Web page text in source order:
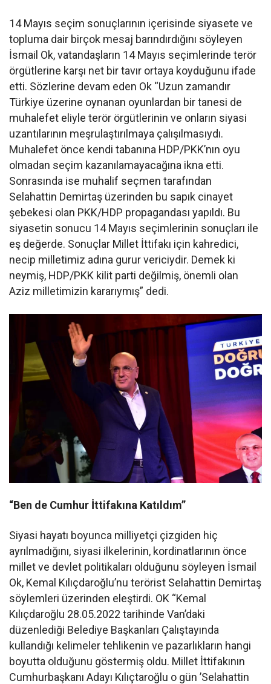
14 Mayıs seçim sonuçlarının içerisinde siyasete ve
topluma dair birçok mesaj barındırdığını söyleyen
İsmail Ok, vatandaşların 14 Mayıs seçimlerinde terör
örgütlerine karşı net bir tavır ortaya koyduğunu ifade
etti. Sözlerine devam eden Ok “Uzun zamandır
Türkiye üzerine oynanan oyunlardan bir tanesi de
muhalefet eliyle terör örgütlerinin ve onların siyasi
uzantılarının meşrulaştırılmaya çalışılmasıydı.
Muhalefet önce kendi tabanına HDP/PKK’nın oyu
olmadan seçim kazanılamayacağına ikna etti.
Sonrasında ise muhalif seçmen tarafından
Selahattin Demirtaş üzerinden bu sapık cinayet
şebekesi olan PKK/HDP propagandası yapıldı. Bu
siyasetin sonucu 14 Mayıs seçimlerinin sonuçları ile
eş değerde. Sonuçlar Millet İttifakı için kahredici,
necip milletimiz adına gurur vericiydir. Demek ki
neymiş, HDP/PKK kilit parti değilmiş, önemli olan
Aziz milletimizin kararıymış” dedi.
“Ben de Cumhur İttifakına Katıldım”
Siyasi hayatı boyunca milliyetçi çizgiden hiç
ayrılmadığını, siyasi ilkelerinin, kordinatlarının önce
millet ve devlet politikaları olduğunu söyleyen İsmail
Ok, Kemal Kılıçdaroğlu’nu terörist Selahattin Demirtaş
söylemleri üzerinden eleştirdi. OK “Kemal
Kılıçdaroğlu 28.05.2022 tarihinde Van’daki
düzenlediği Belediye Başkanları Çalıştayında
kullandığı kelimeler tehlikenin ve pazarlıkların hangi
boyutta olduğunu göstermiş oldu. Millet İttifakının
Cumhurbaşkanı Adayı Kılıçtaroğlu o gün ’Selahattin